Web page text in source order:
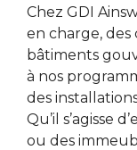
Chez GDI
en charge, des
bâtiments
à nos
des
Qu’il s’agisse
ou des